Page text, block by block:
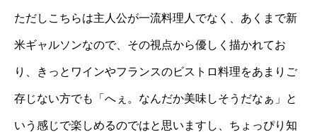
ただしこちらは主人公が一流料理人でなく、あくまで新
米ギャルソンなので、その視点から優しく描かれてお
り、きっとワインやフランスのビストロ料理をあまりご
存じない方でも「へぇ。なんだか美味しそうだなぁ」と
いう感じで楽しめるのではと思いますし、ちょっぴり知